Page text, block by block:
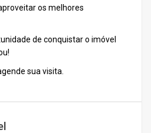
os melhores
de conquistar o imóvel
sua visita.